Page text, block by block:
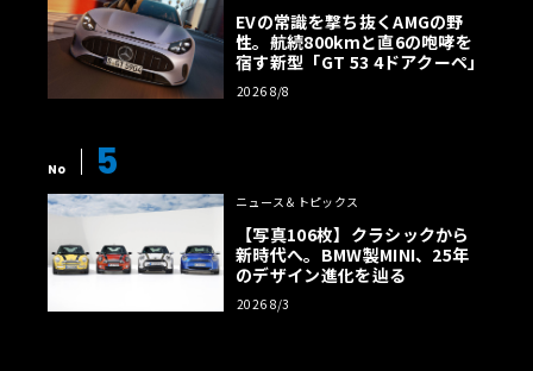
EVの常識を撃ち抜くAMGの野
性。航続800kmと直6の咆哮を
宿す新型「GT 53 4ドアクーペ」
2026 8/8
No 5
ニュース＆トピックス
【写真106枚】クラシックから
新時代へ。BMW製MINI、25年
のデザイン進化を辿る
2026 8/3